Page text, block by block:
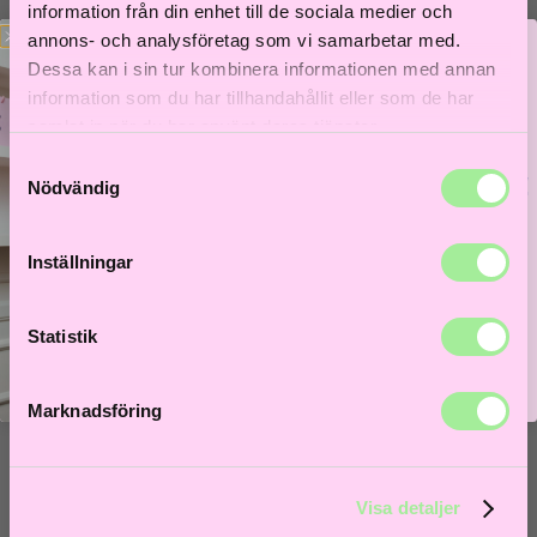
information från din enhet till de sociala medier och
annons- och analysföretag som vi samarbetar med.
Dessa kan i sin tur kombinera informationen med annan
information som du har tillhandahållit eller som de har
Samtyckesval
Nödvändig
Inställningar
Statistik
Marknadsföring
Visa detaljer
Hem>Åldrande hår> Toppik Regular – Grå
Bättre hår börjar här!